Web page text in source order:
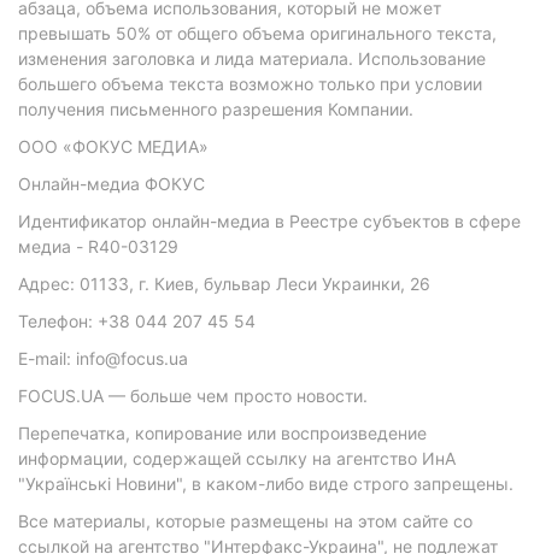
абзаца, объема использования, который не может
превышать 50% от общего объема оригинального текста,
изменения заголовка и лида материала. Использование
большего объема текста возможно только при условии
получения письменного разрешения Компании.
ООО «ФОКУС МЕДИА»
Онлайн-медиа ФОКУС
Идентификатор онлайн-медиа в Реестре субъектов в сфере
медиа - R40-03129
Адрес: 01133, г. Киев, бульвар Леси Украинки, 26
Телефон: +38 044 207 45 54
E-mail: info@focus.ua
FOCUS.UA — больше чем просто новости.
Перепечатка, копирование или воспроизведение
информации, содержащей ссылку на агентство ИнА
"Українські Новини", в каком-либо виде строго запрещены.
Все материалы, которые размещены на этом сайте со
ссылкой на агентство "Интерфакс-Украина", не подлежат